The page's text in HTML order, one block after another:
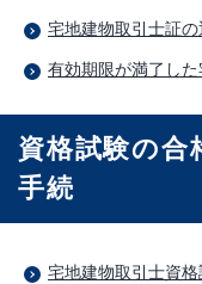
宅地建物取引士証
有効期限が満了し
資格試験の合
手続
宅地建物取引士資